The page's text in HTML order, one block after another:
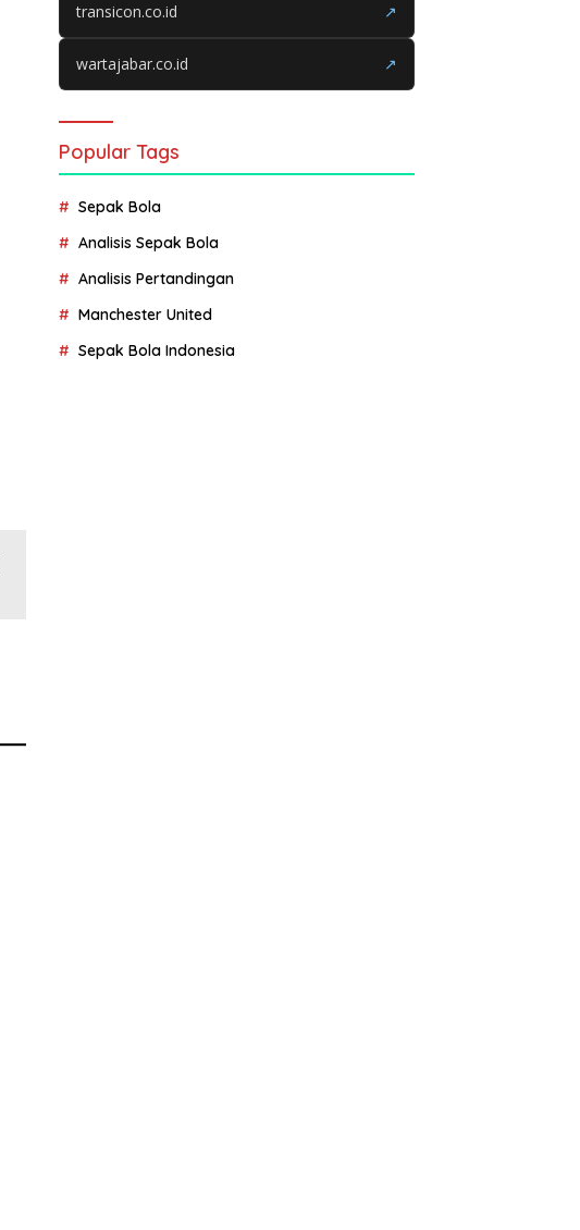
transicon.co.id ↗
wartajabar.co.id ↗
Popular Tags
Sepak Bola
Analisis Sepak Bola
Analisis Pertandingan
Manchester United
Sepak Bola Indonesia